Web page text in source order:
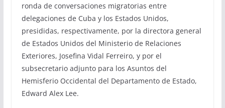
ronda de conversaciones migratorias entre
delegaciones de Cuba y los Estados Unidos,
presididas, respectivamente, por la directora general
de Estados Unidos del Ministerio de Relaciones
Exteriores, Josefina Vidal Ferreiro, y por el
subsecretario adjunto para los Asuntos del
Hemisferio Occidental del Departamento de Estado,
Edward Alex Lee.